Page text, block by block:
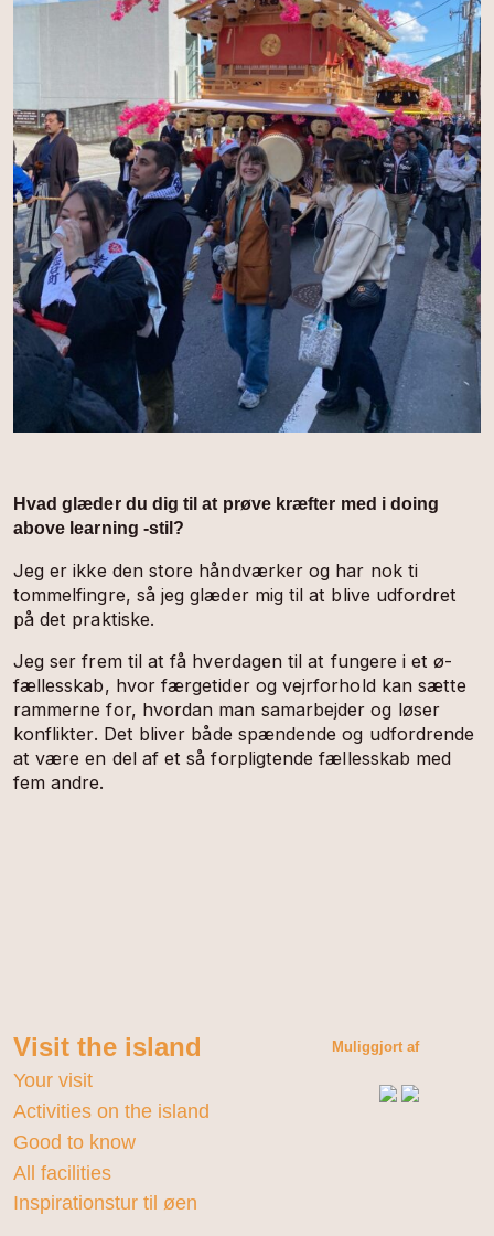
Hvad glæder du dig til at prøve kræfter med i doing
above learning -stil?
Jeg er ikke den store håndværker og har nok ti
tommelfingre, så jeg glæder mig til at blive udfordret
på det praktiske.
Jeg ser frem til at få hverdagen til at fungere i et ø-
fællesskab, hvor færgetider og vejrforhold kan sætte
rammerne for, hvordan man samarbejder og løser
konflikter. Det bliver både spændende og udfordrende
at være en del af et så forpligtende fællesskab med
fem andre.
Visit the island
Your visit
Activities on the island
Good to know
All facilities
Inspirationstur til øen
Muliggjort af